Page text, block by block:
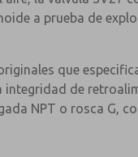
a prueba de
que
de
NPT o rosca G,